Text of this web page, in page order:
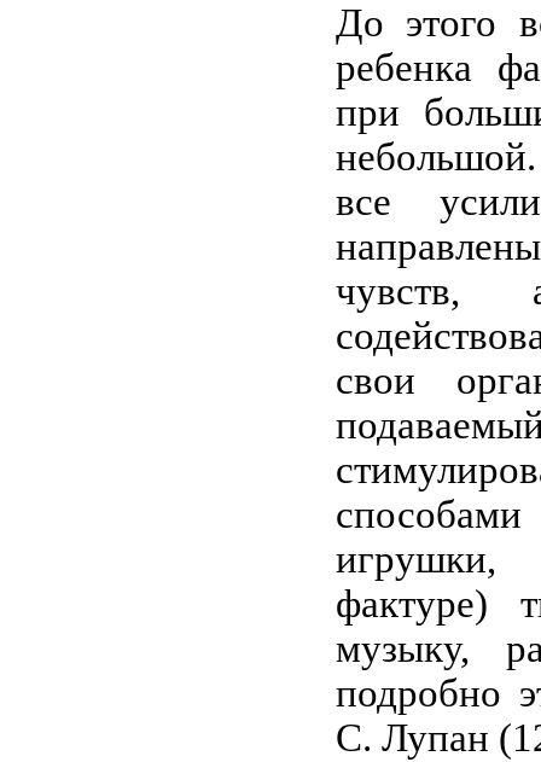
До этого
ребенка
при
все
чувств,
свои
способами
игрушки,
фактуре)
музыку,
подробно
С. Лупан